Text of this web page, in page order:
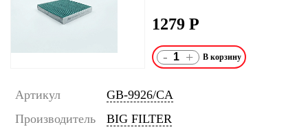
1279 Р
- +
Артикул
GB-9926/CA
Производитель
BIG FILTER